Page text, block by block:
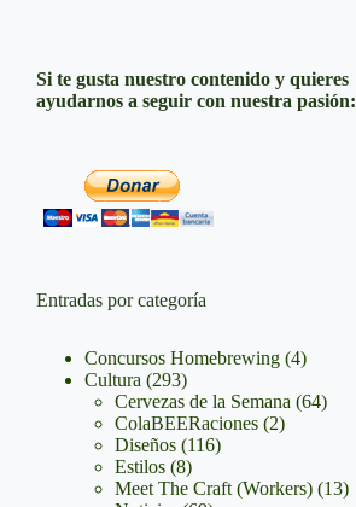
Si te gusta nuestro contenido y quieres
ayudarnos a seguir con nuestra pasión:
Entradas por categoría
Concursos Homebrewing (4)
Cultura (293)
Cervezas de la Semana (64)
ColaBEERaciones (2)
Diseños (116)
Estilos (8)
Meet The Craft (Workers) (13)